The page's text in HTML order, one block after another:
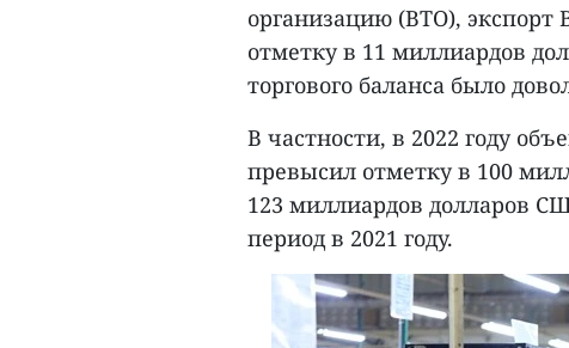
организацию (ВТО),
отметку в 11 миллиардов
торгового баланса было
В частности, в 2022 году
превысил отметку в 100
123 миллиардов долларов
период в 2021 году.